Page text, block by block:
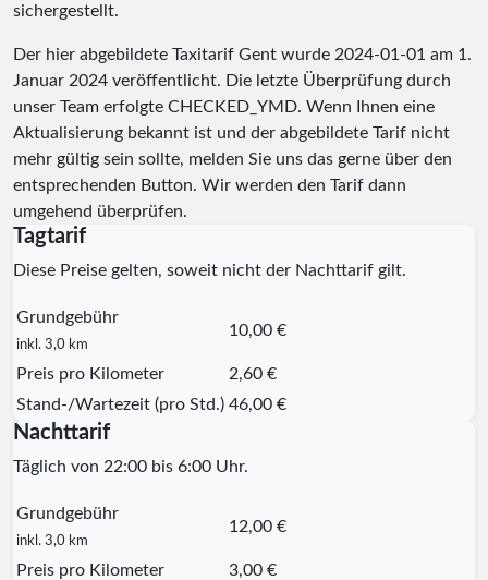
sichergestellt.
Der hier abgebildete Taxitarif Gent wurde 2024-01-01 am 1.
Januar 2024 veröffentlicht. Die letzte Überprüfung durch
unser Team erfolgte CHECKED_YMD. Wenn Ihnen eine
Aktualisierung bekannt ist und der abgebildete Tarif nicht
mehr gültig sein sollte, melden Sie uns das gerne über den
entsprechenden Button. Wir werden den Tarif dann
umgehend überprüfen.
Tagtarif
Diese Preise gelten, soweit nicht der Nachttarif gilt.
Grundgebühr
inkl. 3,0 km
10,00 €
Preis pro Kilometer
2,60 €
Stand-/Wartezeit (pro Std.) 46,00 €
Nachttarif
Täglich von 22:00 bis 6:00 Uhr.
Grundgebühr
inkl. 3,0 km
12,00 €
Preis pro Kilometer
3,00 €